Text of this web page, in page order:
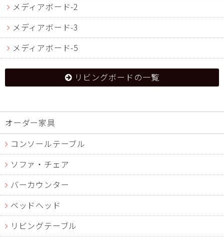
メディアボード-2
メディアボード-3
メディアボード-5
リビングボードの一覧
オーダー家具
コンソールテーブル
ソファ・チェア
バーカウンター
ベッドヘッド
リビングテーブル